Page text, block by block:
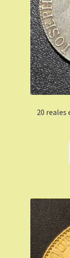
20 reales